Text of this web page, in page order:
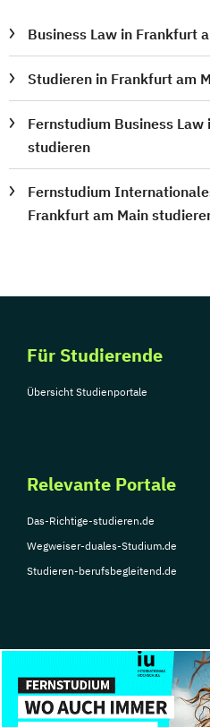
Business Law in Frankfurt
Studieren in Frankfurt am
Fernstudium Business
studieren
Fernstudium
Frankfurt am Main
Für Studierende
Übersicht Studienportale
Relevante Portale
Das-Richtige-studieren.de
Wegweiser-duales-Studium.de
Studieren-berufsbegleitend.de
© Copyright 2026, TarGroup Media GmbH
Impressum
Datenschutzerklärung